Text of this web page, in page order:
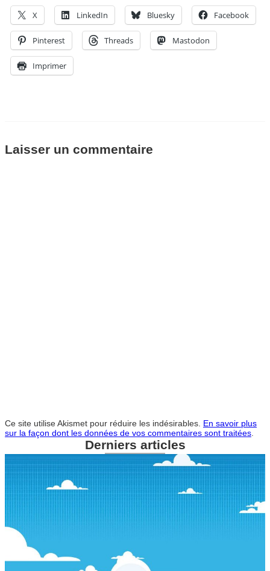
X LinkedIn Bluesky Facebook
Pinterest Threads Mastodon
Imprimer
Laisser un commentaire
Ce site utilise Akismet pour réduire les indésirables. En savoir plus
sur la façon dont les données de vos commentaires sont traitées
Derniers articles